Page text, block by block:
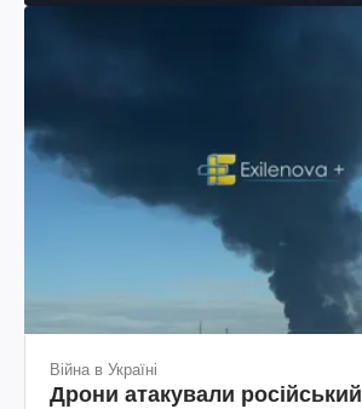
Війна в Україні
Дрони атакували російський